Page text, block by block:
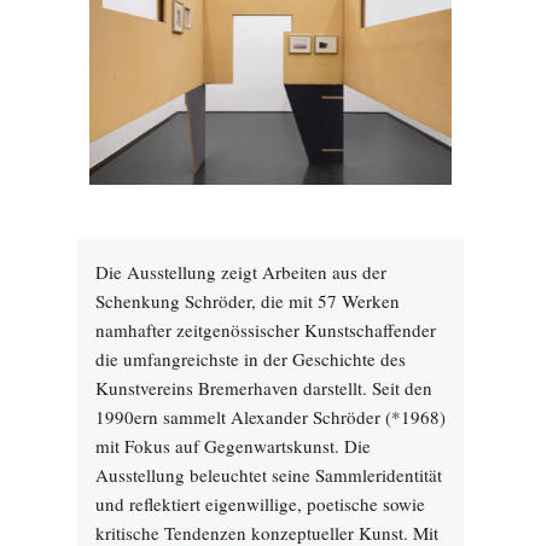
Die Ausstellung zeigt Arbeiten aus der
Schenkung Schröder, die mit 57 Werken
namhafter zeitgenössischer Kunstschaffender
die umfangreichste in der Geschichte des
Kunstvereins Bremerhaven darstellt. Seit den
1990ern sammelt Alexander Schröder (*1968)
mit Fokus auf Gegenwartskunst. Die
Ausstellung beleuchtet seine Sammleridentität
und reflektiert eigenwillige, poetische sowie
kritische Tendenzen konzeptueller Kunst. Mit